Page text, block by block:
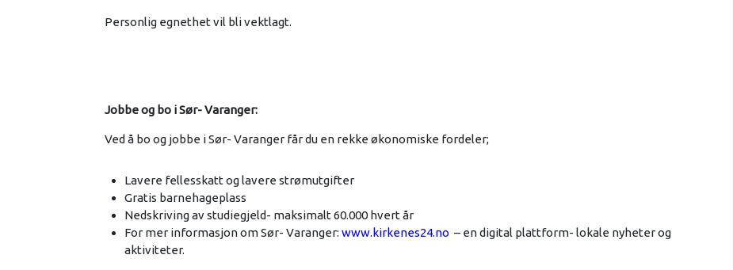
Personlig egnethet vil bli vektlagt.
Jobbe og bo i Sør- Varanger:
Ved å bo og jobbe i Sør- Varanger får du en rekke økonomiske fordeler;
Lavere fellesskatt og lavere strømutgifter
Gratis barnehageplass
Nedskriving av studiegjeld- maksimalt 60.000 hvert år
For mer informasjon om Sør- Varanger: www.kirkenes24.no – en digital plattform- lokale nyheter og
aktiviteter.